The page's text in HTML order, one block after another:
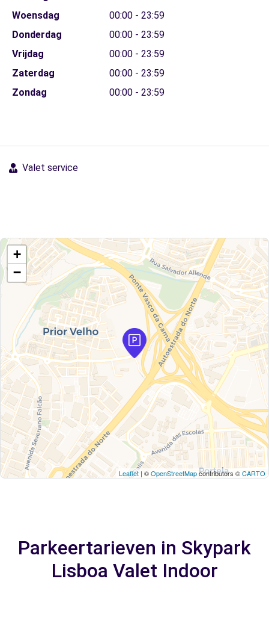
Woensdag
00:00 - 23:59
Donderdag
00:00 - 23:59
Vrijdag
00:00 - 23:59
Zaterdag
00:00 - 23:59
Zondag
00:00 - 23:59
Valet service
+
−
Leaflet | ©OpenStreetMapcontributors ©CARTO
Parkeertarieven in Skypark
Lisboa Valet Indoor